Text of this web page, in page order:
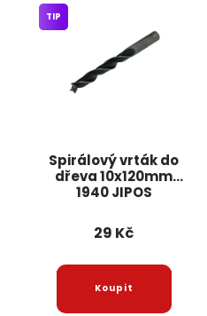
Spirálový vrták do
dřeva 10x120mm
1940 JIPOS
TIP
29 Kč